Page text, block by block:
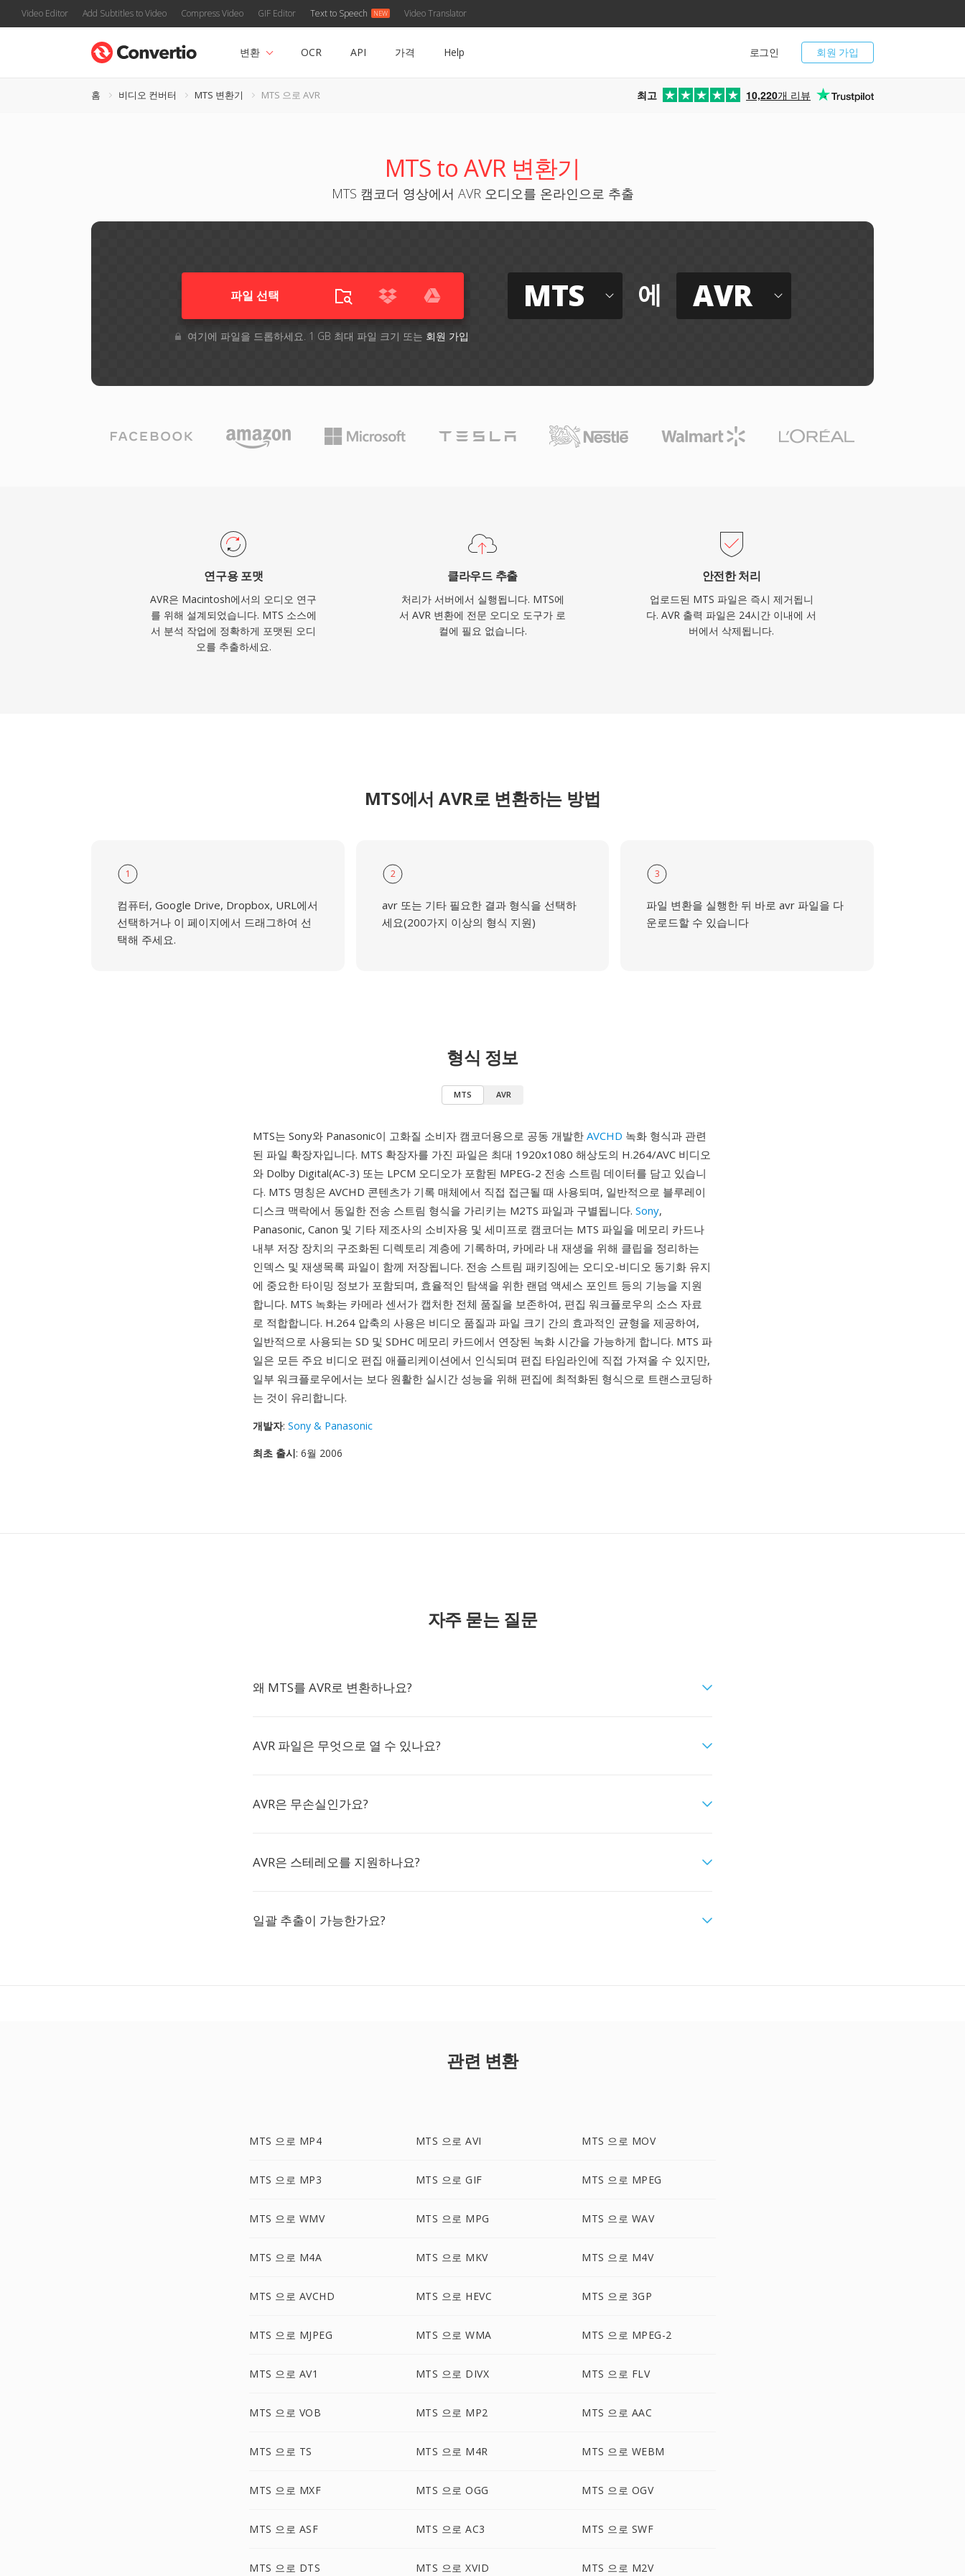
Video Editor Add Subtitles to Video Compress Video GIF Editor Text to Speech Video Translator
회원 가입
로그인
변환 OCR API 가격 Help
홈 비디오 컨버터 MTS 변환기 MTS 으로 AVR 최고 10,220개 리뷰
MTS to AVR 변환기
MTS 캠코더 영상에서 AVR 오디오를 온라인으로 추출
파일 선택
여기에 파일을 드롭하세요. 1 GB 최대 파일 크기 또는 회원 가입
MTS 에 AVR
연구용 포맷
AVR은 Macintosh에서의 오디오 연구
를 위해 설계되었습니다. MTS 소스에
서 분석 작업에 정확하게 포맷된 오디
오를 추출하세요.
클라우드 추출
처리가 서버에서 실행됩니다. MTS에
서 AVR 변환에 전문 오디오 도구가 로
컬에 필요 없습니다.
안전한 처리
업로드된 MTS 파일은 즉시 제거됩니
다. AVR 출력 파일은 24시간 이내에 서
버에서 삭제됩니다.
MTS에서 AVR로 변환하는 방법
1
컴퓨터, Google Drive, Dropbox, URL에서
선택하거나 이 페이지에서 드래그하여 선
택해 주세요.
2
avr 또는 기타 필요한 결과 형식을 선택하
세요(200가지 이상의 형식 지원)
3
파일 변환을 실행한 뒤 바로 avr 파일을 다
운로드할 수 있습니다
형식 정보
MTS AVR
MTS는 Sony와 Panasonic이 고화질 소비자 캠코더용으로 공동 개발한 AVCHD 녹화 형식과 관련
된 파일 확장자입니다. MTS 확장자를 가진 파일은 최대 1920x1080 해상도의 H.264/AVC 비디오
와 Dolby Digital(AC-3) 또는 LPCM 오디오가 포함된 MPEG-2 전송 스트림 데이터를 담고 있습니
다. MTS 명칭은 AVCHD 콘텐츠가 기록 매체에서 직접 접근될 때 사용되며, 일반적으로 블루레이
디스크 맥락에서 동일한 전송 스트림 형식을 가리키는 M2TS 파일과 구별됩니다. Sony,
Panasonic, Canon 및 기타 제조사의 소비자용 및 세미프로 캠코더는 MTS 파일을 메모리 카드나
내부 저장 장치의 구조화된 디렉토리 계층에 기록하며, 카메라 내 재생을 위해 클립을 정리하는
인덱스 및 재생목록 파일이 함께 저장됩니다. 전송 스트림 패키징에는 오디오-비디오 동기화 유지
에 중요한 타이밍 정보가 포함되며, 효율적인 탐색을 위한 랜덤 액세스 포인트 등의 기능을 지원
합니다. MTS 녹화는 카메라 센서가 캡처한 전체 품질을 보존하여, 편집 워크플로우의 소스 자료
로 적합합니다. H.264 압축의 사용은 비디오 품질과 파일 크기 간의 효과적인 균형을 제공하여,
일반적으로 사용되는 SD 및 SDHC 메모리 카드에서 연장된 녹화 시간을 가능하게 합니다. MTS 파
일은 모든 주요 비디오 편집 애플리케이션에서 인식되며 편집 타임라인에 직접 가져올 수 있지만,
일부 워크플로우에서는 보다 원활한 실시간 성능을 위해 편집에 최적화된 형식으로 트랜스코딩하
는 것이 유리합니다.
개발자: Sony & Panasonic
최초 출시: 6월 2006
자주 묻는 질문
왜 MTS를 AVR로 변환하나요?
AVR 파일은 무엇으로 열 수 있나요?
AVR은 무손실인가요?
AVR은 스테레오를 지원하나요?
일괄 추출이 가능한가요?
관련 변환
MTS 으로 MP4 MTS 으로 AVI MTS 으로 MOV
MTS 으로 MP3 MTS 으로 GIF MTS 으로 MPEG
MTS 으로 WMV MTS 으로 MPG MTS 으로 WAV
MTS 으로 M4A MTS 으로 MKV MTS 으로 M4V
MTS 으로 AVCHD MTS 으로 HEVC MTS 으로 3GP
MTS 으로 MJPEG MTS 으로 WMA MTS 으로 MPEG-2
MTS 으로 AV1 MTS 으로 DIVX MTS 으로 FLV
MTS 으로 VOB MTS 으로 MP2 MTS 으로 AAC
MTS 으로 TS MTS 으로 M4R MTS 으로 WEBM
MTS 으로 MXF MTS 으로 OGG MTS 으로 OGV
MTS 으로 ASF MTS 으로 AC3 MTS 으로 SWF
MTS 으로 DTS MTS 으로 XVID MTS 으로 M2V